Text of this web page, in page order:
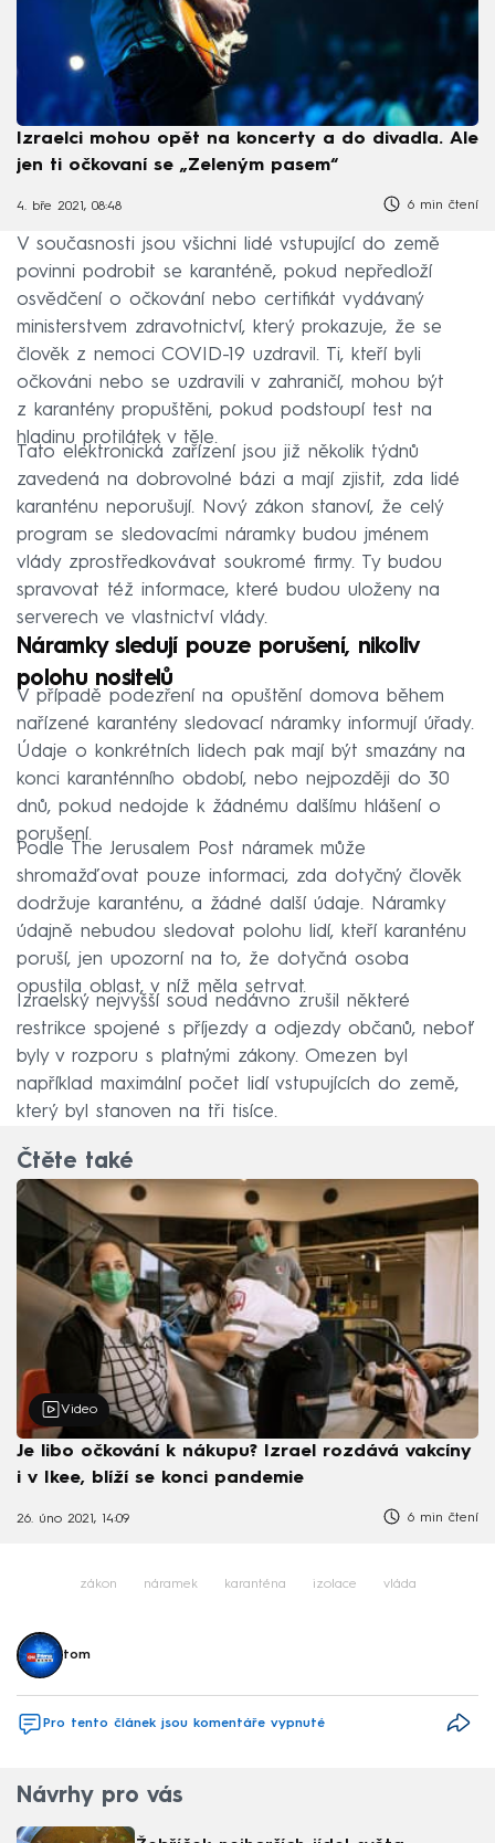
Izraelci mohou opět na koncerty a do divadla. Ale
jen ti očkovaní se „Zeleným pasem“
4. bře 2021, 08:48 6 min čtení
V současnosti jsou všichni lidé vstupující do země
povinni podrobit se karanténě, pokud nepředloží
osvědčení o očkování nebo certifikát vydávaný
ministerstvem zdravotnictví, který prokazuje, že se
člověk z nemoci COVID-19 uzdravil. Ti, kteří byli
očkováni nebo se uzdravili v zahraničí, mohou být
z karantény propuštěni, pokud podstoupí test na
hladinu protilátek v těle.
Tato elektronická zařízení jsou již několik týdnů
zavedená na dobrovolné bázi a mají zjistit, zda lidé
karanténu neporušují. Nový zákon stanoví, že celý
program se sledovacími náramky budou jménem
vlády zprostředkovávat soukromé firmy. Ty budou
spravovat též informace, které budou uloženy na
serverech ve vlastnictví vlády.
Náramky sledují pouze porušení, nikoliv
polohu nositelů
V případě podezření na opuštění domova během
nařízené karantény sledovací náramky informují úřady.
Údaje o konkrétních lidech pak mají být smazány na
konci karanténního období, nebo nejpozději do 30
dnů, pokud nedojde k žádnému dalšímu hlášení o
porušení.
Podle The Jerusalem Post náramek může
shromažďovat pouze informaci, zda dotyčný člověk
dodržuje karanténu, a žádné další údaje. Náramky
údajně nebudou sledovat polohu lidí, kteří karanténu
poruší, jen upozorní na to, že dotyčná osoba
opustila oblast, v níž měla setrvat.
Izraelský nejvyšší soud nedávno zrušil některé
restrikce spojené s příjezdy a odjezdy občanů, neboť
byly v rozporu s platnými zákony. Omezen byl
například maximální počet lidí vstupujících do země,
který byl stanoven na tři tisíce.
Čtěte také
Video
Je libo očkování k nákupu? Izrael rozdává vakcíny
i v Ikee, blíží se konci pandemie
26. úno 2021, 14:09 6 min čtení
zákon náramek karanténa izolace vláda
tom
Pro tento článek jsou komentáře vypnuté
Návrhy pro vás